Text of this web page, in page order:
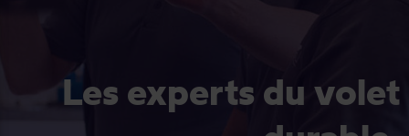
Les experts du volet